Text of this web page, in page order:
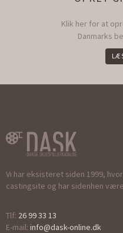
Klik her for at
Danmarks
Vi har eksisteret siden 1999,
castingsite og har sidenhen
Tlf: 26 99 33 13
E-mail: info@dask-online.dk